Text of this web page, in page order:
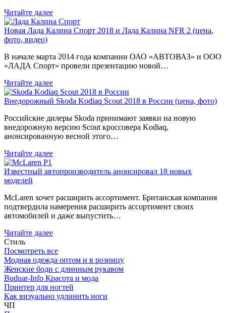
Читайте далее
Новая Лада Калина Спорт 2018 и Лада Калина NFR 2 (цена,
фото, видео)
В начале марта 2014 года компании ОАО «АВТОВАЗ» и ООО
«ЛАДА Спорт» провели презентацию новой…
Читайте далее
Внедорожный Skoda Kodiaq Scout 2018 в России (цена, фото)
Российские дилеры Skoda принимают заявки на новую
внедорожную версию Scout кроссовера Kodiaq,
анонсированную весной этого…
Читайте далее
Известный автопроизводитель анонсировал 18 новых
моделей
McLaren хочет расширить ассортимент. Британская компания
подтвердила намерения расширить ассортимент своих
автомобилей и даже выпустить…
Читайте далее
Стиль
Посмотреть все
Модная одежда оптом и в розницу
Женские боди с длинным рукавом
Buduar-Info Красота и мода
Принтер для ногтей
Как визуально удлинить ноги
ЧП